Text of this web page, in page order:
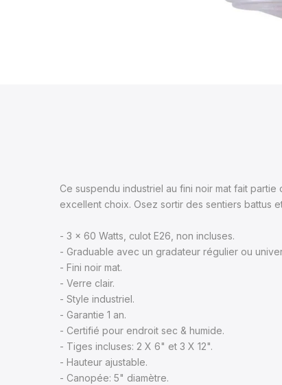
Ce suspendu industriel au fini noir mat fait
excellent choix. Osez sortir des sentiers battus
- 3 x 60 Watts, culot E26, non incluses.
- Graduable avec un gradateur régulier ou
- Fini noir mat.
- Verre clair.
- Style industriel.
- Garantie 1 an.
- Certifié pour endroit sec & humide.
- Tiges incluses: 2 X 6" et 3 X 12".
- Hauteur ajustable.
- Canopée: 5" diamètre.